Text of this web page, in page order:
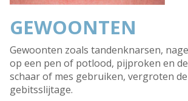
GEWOONTEN
Gewoonten zoals tandenknarsen,
op een pen of potlood, pijproken en
schaar of mes gebruiken, vergroten
gebitsslijtage.